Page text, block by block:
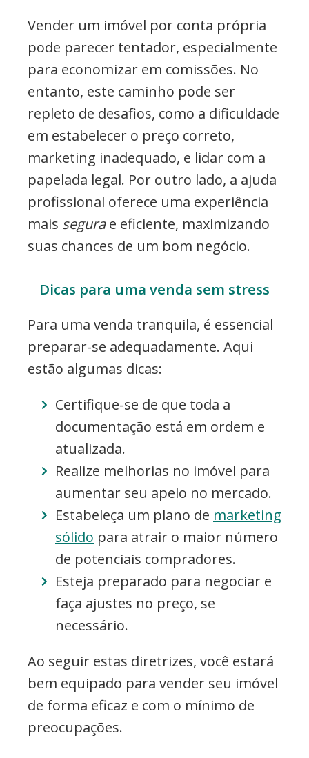
Vender um imóvel por conta própria
pode parecer tentador, especialmente
para economizar em comissões. No
entanto, este caminho pode ser
repleto de desafios, como a dificuldade
em estabelecer o preço correto,
marketing inadequado, e lidar com a
papelada legal. Por outro lado, a ajuda
profissional oferece uma experiência
mais segurae eficiente, maximizando
suas chances de um bom negócio.
Dicas para uma venda sem stress
Para uma venda tranquila, é essencial
preparar-se adequadamente. Aqui
estão algumas dicas:
Certifique-se de que toda a
documentação está em ordem e
atualizada.
Realize melhorias no imóvel para
aumentar seu apelo no mercado.
Estabeleça um plano de marketing
sólido para atrair o maior número
de potenciais compradores.
Esteja preparado para negociar e
faça ajustes no preço, se
necessário.
Ao seguir estas diretrizes, você estará
bem equipado para vender seu imóvel
de forma eficaz e com o mínimo de
preocupações.